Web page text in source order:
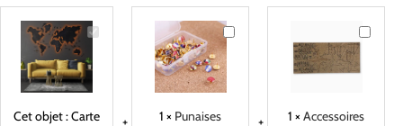
Carte
bois
LED
Cet objet :Carte
Punaises
drapeaux
du
monde
1 × Punaises
pour
carte
1 ×Accessoires